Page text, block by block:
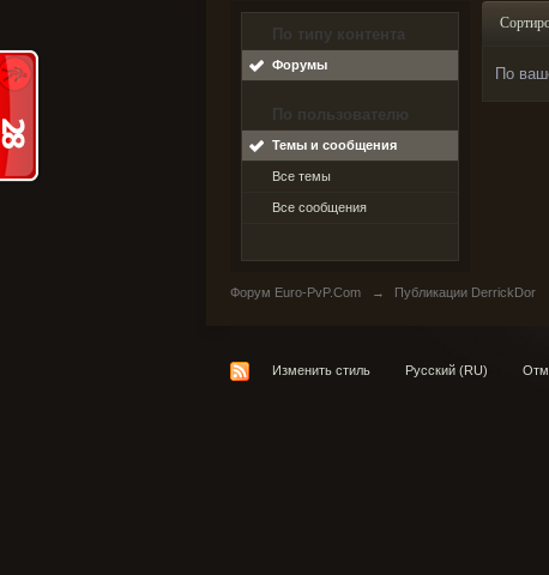
По типу контента
Форумы
По пользователю
Темы и сообщения
Все темы
Все сообщения
По
Форум Euro-PvP.Com → Публикации DerrickDor
Изменить стиль Русский (RU)